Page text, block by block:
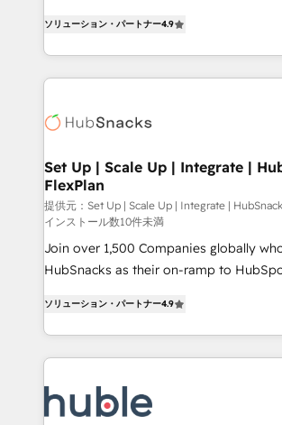
Growth-Driven Design Agency of the
Sales Enablement HubSpot Impact
HubSpot COS Performance Award
COS Design Award 🏆2013 HubSpot
Partner 📆Founded in 1997
developing a new website to lead
digital marketing; we do it all (and with
results)! In short, our services include: - HubSpot
HubSpot development: websites,
marketing, advertising, campaigns,
design We connect people, data and technology to
improve customer experiences. With
people, exciting ideas and can-do
ensure revenue growth on a daily basis. So tell
your challenge; our passionate and
ソリューション・パートナー4.9
Set Up | Scale Up | Integrate |
FlexPlan
提供元：Set Up | Scale Up | Integrate |
インストール数10件未満
Join over 1,500 Companies globally
HubSnacks as their on-ramp to
1️⃣ Set Up | Onboarding New or Check-
HubSpot portals 2️⃣ Scale Up | 100% HubSpot Task
Execution... Global 24/7 ... All Experts 3️⃣ Integrate |
Slash months from your API Integration
Click "Contact Business" ⬅️ to access
ソリューション・パートナー4.9